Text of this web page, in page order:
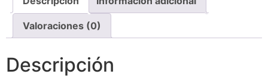
Valoraciones (0)
Descripción